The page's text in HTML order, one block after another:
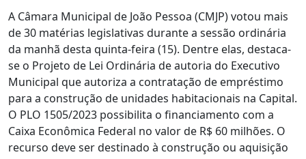
A Câmara Municipal de João Pessoa (CMJP) votou mais
de 30 matérias legislativas durante a sessão ordinária
da manhã desta quinta-feira (15). Dentre elas, destaca-
se o Projeto de Lei Ordinária de autoria do Executivo
Municipal que autoriza a contratação de empréstimo
para a construção de unidades habitacionais na Capital.
O PLO 1505/2023 possibilita o financiamento com a
Caixa Econômica Federal no valor de R$ 60 milhões. O
recurso deve ser destinado à construção ou aquisição